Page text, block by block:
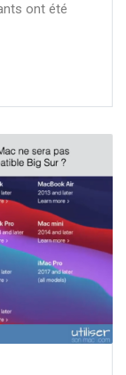
ont été